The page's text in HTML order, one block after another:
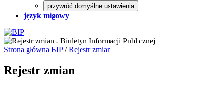
przywróć domyślne ustawienia
język migowy
Strona główna BIP/Rejestr zmian
Rejestr zmian